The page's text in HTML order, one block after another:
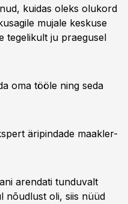
kuidas oleks olukord
mujale keskuse
tegelikult ju praegusel
oma tööle ning seda
äripindade maakler-
arendati tunduvalt
nõudlust oli, siis nüüd